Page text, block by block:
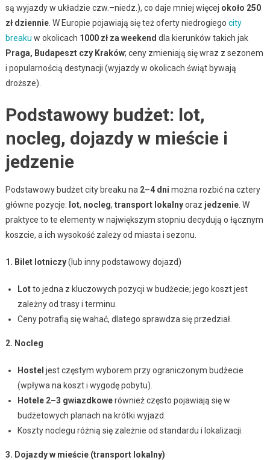
są wyjazdy w układzie czw.–niedz.), co daje mniej więcej około 250
zł dziennie. W Europie pojawiają się też oferty niedrogiego city
breaku w okolicach 1000 zł za weekend dla kierunków takich jak
Praga, Budapeszt czy Kraków; ceny zmieniają się wraz z sezonem
i popularnością destynacji (wyjazdy w okolicach świąt bywają
droższe).
Podstawowy budżet: lot,
nocleg, dojazdy w mieście i
jedzenie
Podstawowy budżet city breaku na 2–4 dni można rozbić na cztery
główne pozycje: lot, nocleg, transport lokalnyoraz jedzenie. W
praktyce to te elementy w największym stopniu decydują o łącznym
koszcie, a ich wysokość zależy od miasta i sezonu.
1. Bilet lotniczy(lub inny podstawowy dojazd)
Lotto jedna z kluczowych pozycji w budżecie; jego koszt jest
zależny od trasy i terminu.
Ceny potrafią się wahać, dlatego sprawdza się przedział.
2. Nocleg
Hostel jest częstym wyborem przy ograniczonym budżecie
(wpływa na koszt i wygodę pobytu).
Hotele 2–3 gwiazdkowerównież często pojawiają się w
budżetowych planach na krótki wyjazd.
Koszty noclegu różnią się zależnie od standardu i lokalizacji.
3. Dojazdy w mieście (transport lokalny)